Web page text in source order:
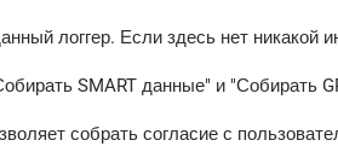
логгер. Если здесь нет
SMART данные" и "Собирать
собрать согласие с